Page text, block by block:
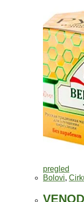
pregled
Bolovi,